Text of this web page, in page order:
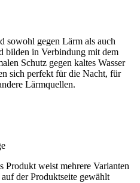
sowohl gegen Lärm als auch
bilden in Verbindung mit dem
Schutz gegen kaltes Wasser
sich perfekt für die Nacht, für
Lärmquellen.
Produkt weist mehrere Varianten
der Produktseite gewählt